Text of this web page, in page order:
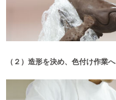
（２）造形を決め、色付け作業へ